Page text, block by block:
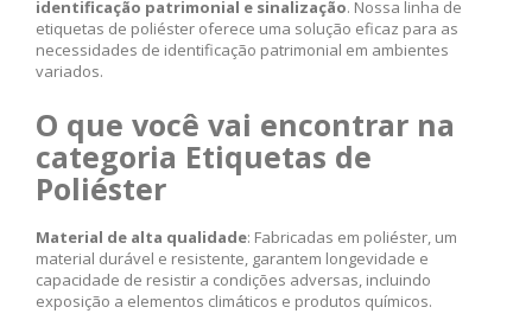
identificação patrimonial e sinalização. Nossa linha de
etiquetas de poliéster oferece uma solução eficaz para as
necessidades de identificação patrimonial em ambientes
variados.
O que você vai encontrar na
categoria Etiquetas de
Poliéster
Material de alta qualidade: Fabricadas em poliéster, um
material durável e resistente, garantem longevidade e
capacidade de resistir a condições adversas, incluindo
exposição a elementos climáticos e produtos químicos.